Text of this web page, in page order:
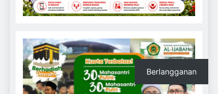
Berlangganan